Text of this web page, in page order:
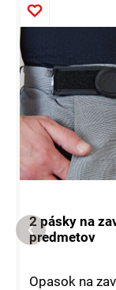
2 pásky na
predmetov
Opasok na